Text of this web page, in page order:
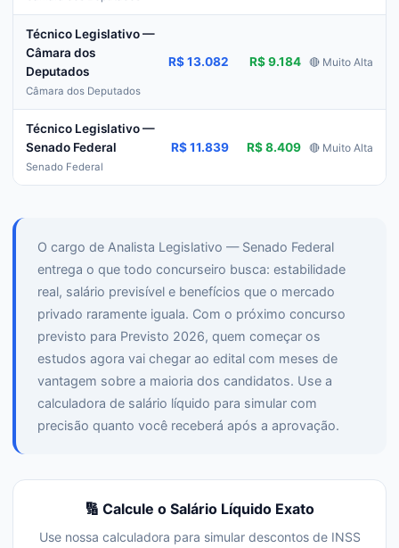
Técnico Legislativo —
Câmara dos
Deputados
Câmara dos Deputados
R$ 13.082 R$ 9.184 🔴 Muito Alta
Técnico Legislativo —
Senado Federal
Senado Federal
R$ 11.839 R$ 8.409 🔴 Muito Alta
O cargo de Analista Legislativo — Senado Federal
entrega o que todo concurseiro busca: estabilidade
real, salário previsível e benefícios que o mercado
privado raramente iguala. Com o próximo concurso
previsto para Previsto 2026, quem começar os
estudos agora vai chegar ao edital com meses de
vantagem sobre a maioria dos candidatos. Use a
calculadora de salário líquido para simular com
precisão quanto você receberá após a aprovação.
🔢 Calcule o Salário Líquido Exato
Use nossa calculadora para simular descontos de INSS